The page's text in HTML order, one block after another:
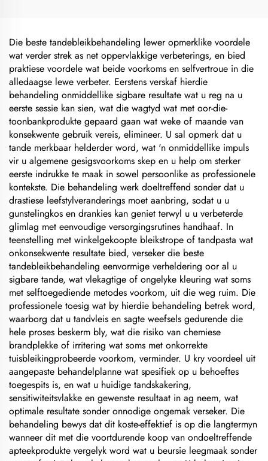
Die beste tandebleikbehandeling lewer opmerklike voordele
wat verder strek as net oppervlakkige verbeterings, en bied
praktiese voordele wat beide voorkoms en selfvertroue in die
alledaagse lewe verbeter. Eerstens verskaf hierdie
behandeling onmiddellike sigbare resultate wat u reg na u
eerste sessie kan sien, wat die wagtyd wat met oor-die-
toonbankprodukte gepaard gaan wat weke of maande van
konsekwente gebruik vereis, elimineer. U sal opmerk dat u
tande merkbaar helderder word, wat 'n onmiddellike impuls
vir u algemene gesigsvoorkoms skep en u help om sterker
eerste indrukke te maak in sowel persoonlike as professionele
kontekste. Die behandeling werk doeltreffend sonder dat u
drastiese leefstylveranderings moet aanbring, sodat u u
gunstelingkos en drankies kan geniet terwyl u u verbeterde
glimlag met eenvoudige versorgingsrutines handhaaf. In
teenstelling met winkelgekoopte bleikstrope of tandpasta wat
onkonsekwente resultate bied, verseker die beste
tandebleikbehandeling eenvormige verheldering oor al u
sigbare tande, wat vlekagtige of ongelyke kleuring wat soms
met selftoegediende metodes voorkom, uit die weg ruim. Die
professionele toesig wat by hierdie behandeling betrek word,
waarborg dat u tandvleis en sagte weefsels gedurende die
hele proses beskerm bly, wat die risiko van chemiese
brandplekke of irritering wat soms met onkorrekte
tuisbleikingprobeerde voorkom, verminder. U kry voordeel uit
aangepaste behandelplanne wat spesifiek op u behoeftes
toegespits is, en wat u huidige tandskakering,
sensitiwiteitsvlakke en gewenste resultaat in ag neem, wat
optimale resultate sonder onnodige ongemak verseker. Die
behandeling bewys dat dit koste-effektief is op die langtermyn
wanneer dit met die voortdurende koop van ondoeltreffende
apteekprodukte vergelyk word wat u beursie leegmaak sonder